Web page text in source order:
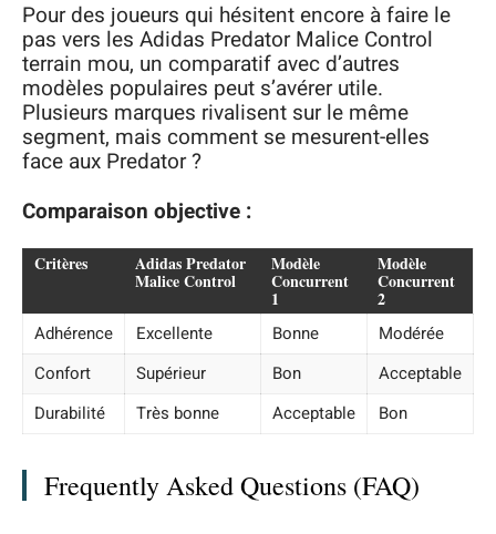
Pour des joueurs qui hésitent encore à faire le
pas vers les Adidas Predator Malice Control
terrain mou, un comparatif avec d’autres
modèles populaires peut s’avérer utile.
Plusieurs marques rivalisent sur le même
segment, mais comment se mesurent-elles
face aux Predator ?
Comparaison objective :
Critères Adidas Predator
Malice Control
Modèle
Concurrent
1
Modèle
Concurrent
2
Adhérence Excellente Bonne
Modérée
Confort
Supérieur Bon
Acceptable
Durabilité
Très bonne Acceptable Bon
Frequently Asked Questions (FAQ)